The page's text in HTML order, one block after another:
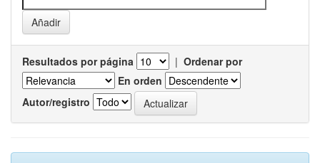
Resultados por página | Ordenar por
En orden
Autor/registro